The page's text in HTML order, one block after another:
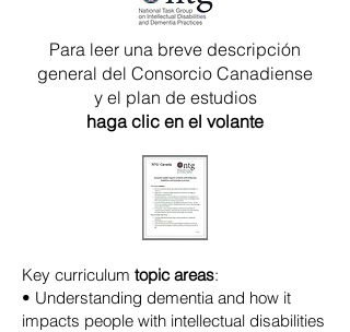
Para leer una breve descripción
general del Consorcio Canadiense
y el plan de estudios
haga clic en el volante
Key curriculum topic areas:
• Understanding dementia and how it
impacts people with intellectual disabilities